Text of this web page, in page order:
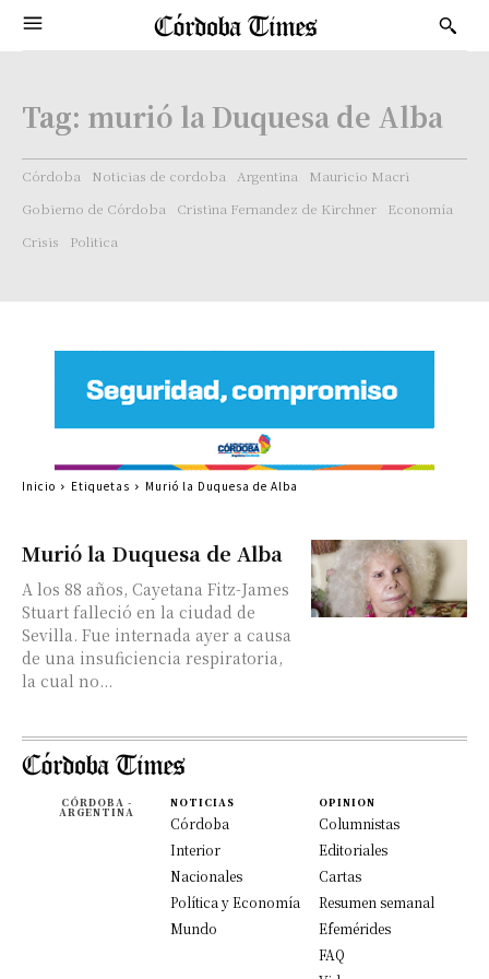
Tag: murió la Duquesa de Alba
Córdoba Noticias de cordoba Argentina
Mauricio Macri
Gobierno de Córdoba
Cristina Fernandez de Kirchner
Economía
Crisis
Politica
Murió la Duquesa de Alba
A los 88 años, Cayetana Fitz-James
Stuart falleció en la ciudad de
Sevilla. Fue internada ayer a causa
de una insuficiencia respiratoria,
la cual no...
Inicio Etiquetas Murió la Duquesa de Alba
CÓRDOBA -
ARGENTINA
NOTICIAS
Córdoba
Interior
Nacionales
Política y Economía
Mundo
OPINION
Columnistas
Editoriales
Cartas
Resumen semanal
Efemérides
FAQ